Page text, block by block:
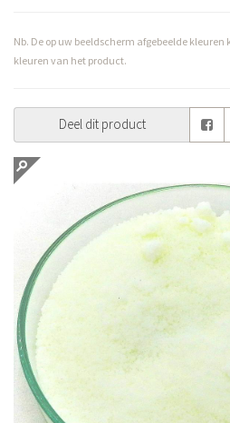
Nb. De op uw beeldscherm afgebeelde
kleuren van het product.
Deel dit product